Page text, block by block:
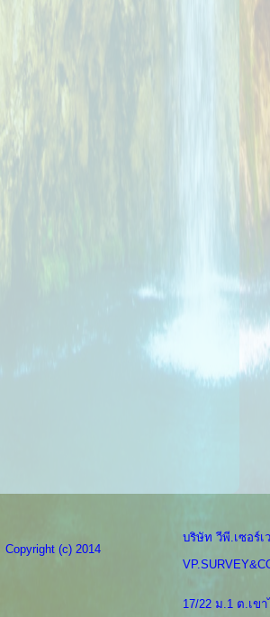
Copyright (c) 2014
บริษัท วีพี.เซอร์
17/22 ม.1 ต.เข